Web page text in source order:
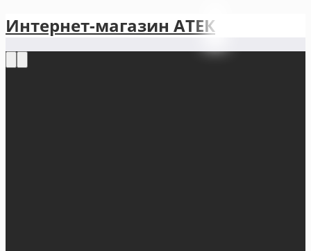
Интернет-магазин АТЕКㅤ